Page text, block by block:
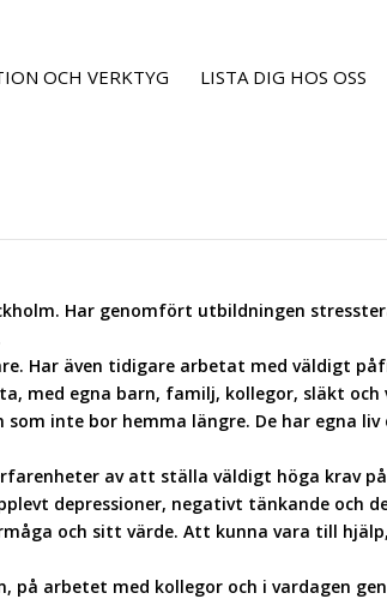
OCH VERKTYG LISTA DIG HOS OSS
Har genomfört utbildningen
Har även tidigare arbetat med väldigt
med egna barn, familj, kollegor, släkt
inte bor hemma längre. De har egna
av att ställa väldigt höga krav
depressioner, negativt tänkande och
och sitt värde. Att kunna vara till
på arbetet med kollegor och i vardagen